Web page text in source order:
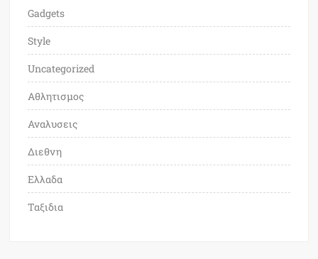
Gadgets
Style
Uncategorized
Αθλητισμος
Αναλυσεις
Διεθνη
Ελλαδα
Ταξιδια